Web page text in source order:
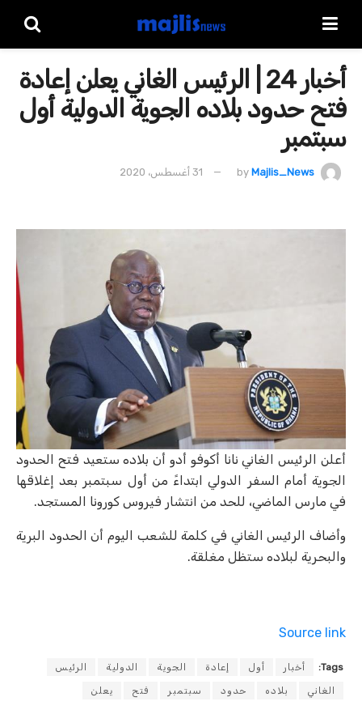
أخبار 24 | الرئيس الغاني يعلن إعادة
فتح حدود بلاده الجوية الدولية أول
سبتمبر
by Majlis_News 31 أغسطس، 2020
أعلن الرئيس الغاني نانا أكوفو أدو أن بلاده ستعيد فتح الحدود
الجوية أمام السفر الدولي ابتداءً من أول سبتمبر بعد إغلاقها
في مارس الماضي، للحد من انتشار فيروس كورونا المستجد.
وأضاف الرئيس الغاني في كلمة للشعب اليوم أن الحدود البرية
والبحرية لبلاده ستظل مغلقة.
Source link
Tags: أخبار أول إعادة الجوية الدولية الرئيس
الغاني بلاده حدود سبتمبر فتح يعلن